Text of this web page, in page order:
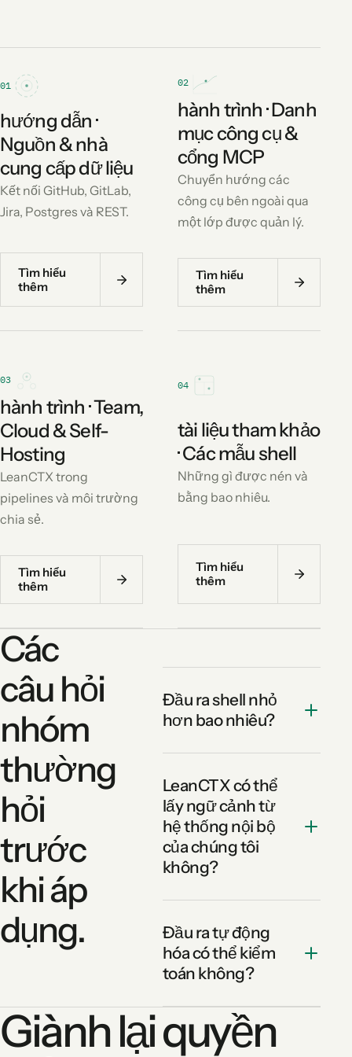
01
hướng dẫn ·
Nguồn & nhà
cung cấp dữ liệu
Kết nối GitHub, GitLab,
Jira, Postgres và REST.
Tìm hiểu
thêm
02
hành trình · Danh
mục công cụ &
cổng MCP
Chuyển hướng các
công cụ bên ngoài qua
một lớp được quản lý.
Tìm hiểu
thêm
03
hành trình · Team,
Cloud & Self-
Hosting
LeanCTX trong
pipelines và môi trường
chia sẻ.
Tìm hiểu
thêm
04
tài liệu tham khảo
· Các mẫu shell
Những gì được nén và
bằng bao nhiêu.
Tìm hiểu
thêm
Các
câu hỏi
nhóm
thường
hỏi
trước
khi áp
dụng.
Đầu ra shell nhỏ
hơn bao nhiêu?
LeanCTX có thể
lấy ngữ cảnh từ
hệ thống nội bộ
của chúng tôi
không?
Đầu ra tự động
hóa có thể kiểm
toán không?
Giành lại quyền